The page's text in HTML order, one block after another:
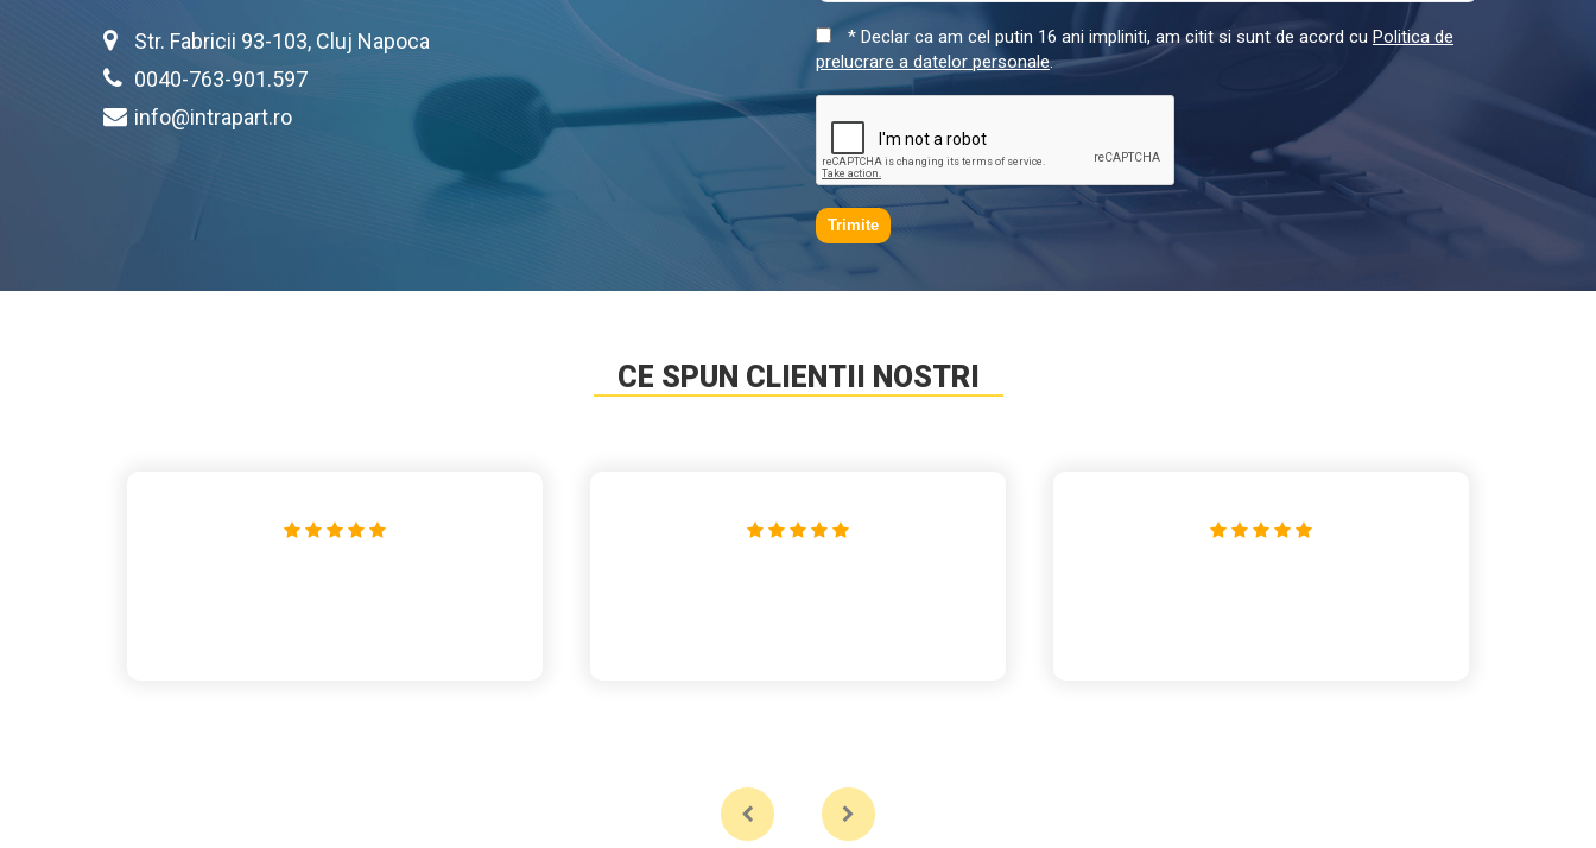
Str. Fabricii 93-103, Cluj Napoca
0040-763-901.597
info@intrapart.ro
* Declar ca am cel putin 16 ani impliniti, am citit si sunt de acord cu Politica de
prelucrare a datelor personale.
Trimite
CE SPUN CLIENTII NOSTRI